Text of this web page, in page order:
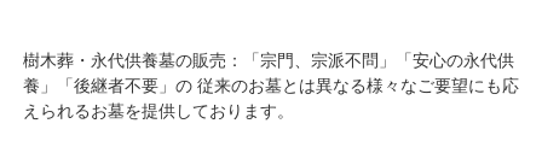
樹木葬・永代供養墓の販売：「宗門、宗派不問」「安心の永代供
養」「後継者不要」の 従来のお墓とは異なる様々なご要望にも応
えられるお墓を提供しております。